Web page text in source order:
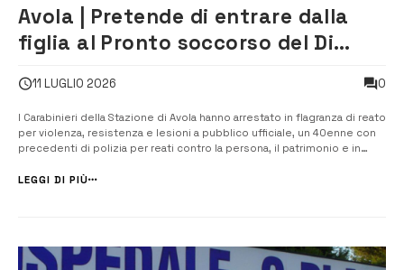
Avola | Pretende di entrare dalla
figlia al Pronto soccorso del Di
arrestato
11 LUGLIO 2026 0
I Carabinieri della Stazione di Avola hanno arrestato in flagranza di reato
per violenza, resistenza e lesioni a pubblico ufficiale, un 40enne con
precedenti di polizia per reati contro la persona, il patrimonio e in
Avola e della Radiomobile di Noto sono intervenuti al Pro...
LEGGI DI PIÙ